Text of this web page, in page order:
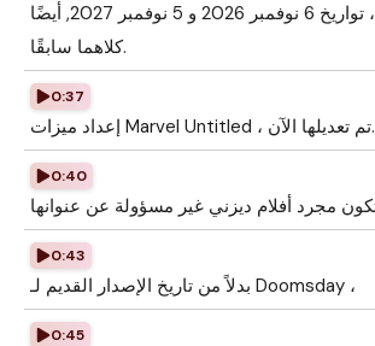
وفي الوقت نفسه، تواريخ 6 نوفمبر 2026 و 5 نوفمبر 2027, أيضًا
كلاهما سابقًا.
0:37
إعداد ميزات Marvel Untitled ، تم تعديلها الآن.
0:40
0:43
بدلاً من تاريخ الإصدار القديم لـ Doomsday ،
0:45